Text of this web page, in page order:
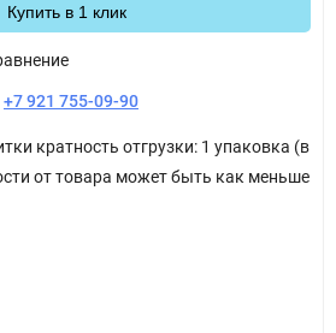
Купить в 1 клик
+7 921 755-09-90
кратность отгрузки: 1 упаковка (в
от товара может быть как меньше